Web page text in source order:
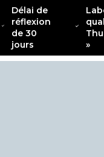
Délai de
réflexion
de 30
jours
»
VÊTEMENTS